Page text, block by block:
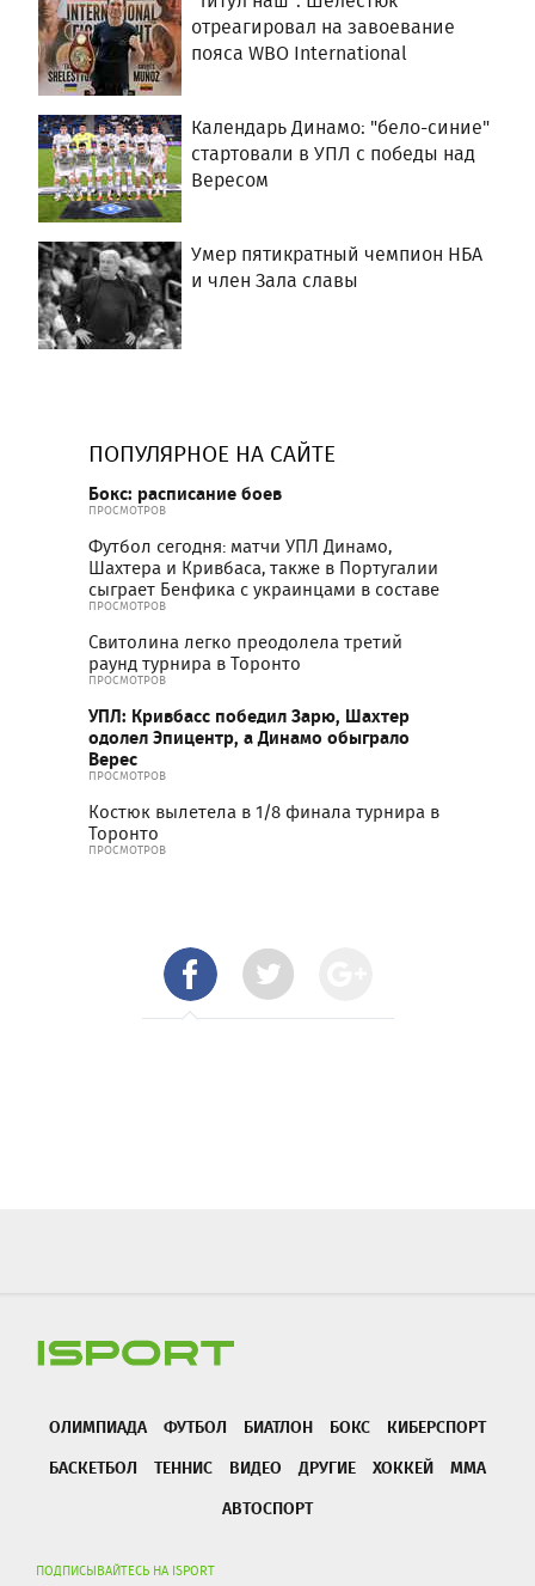
отреагировал на завоевание
пояса WBO International
Календарь Динамо: "бело-синие"
стартовали в УПЛ с победы над
Вересом
Умер пятикратный чемпион НБА
и член Зала славы
ПОПУЛЯРНОЕ НА САЙТЕ
Бокс: расписание боев
ПРОСМОТРОВ
Футбол сегодня: матчи УПЛ Динамо,
Шахтера и Кривбаса, также в Португалии
сыграет Бенфика с украинцами в составе
ПРОСМОТРОВ
Свитолина легко преодолела третий
раунд турнира в Торонто
ПРОСМОТРОВ
УПЛ: Кривбасс победил Зарю, Шахтер
одолел Эпицентр, а Динамо обыграло
Верес
ПРОСМОТРОВ
Костюк вылетела в 1/8 финала турнира в
Торонто
ПРОСМОТРОВ
ОЛИМПИАДА ФУТБОЛ БИАТЛОН БОКС
КИБЕРСПОРТ
БАСКЕТБОЛ
ТЕННИС ВИДЕО ДРУГИЕ ХОККЕЙ
ММА
АВТОСПОРТ
ПОДПИСЫВАЙТЕСЬ НА ISPORT